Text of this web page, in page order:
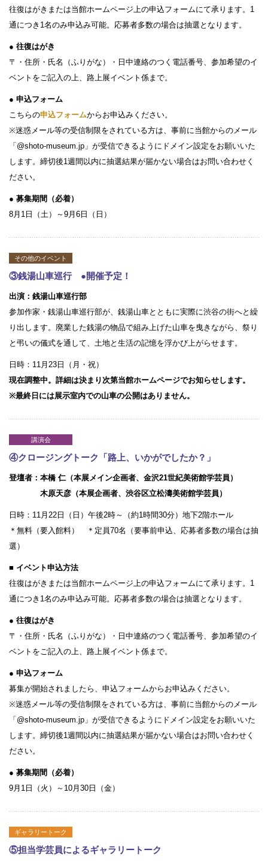
往復はがきまたは当館ホームページ上の申込フォームにて承ります。1
通につき1名のみ申込み可能。応募者多数の場合は抽選となります。
● 往復はがき
〒・住所・氏名（ふりがな）・日中連絡のつく電話番号、参加希望のイ
ベントをご記入の上、路上展イベント係まで。
● 申込フォーム
こちらの申込フォームからお申込みください。
※迷惑メール等の受信制限をされている方は、事前に当館からのメール
「@shoto-museum.jp」が受信できるようにドメイン設定をお願いいた
します。締切後1週間以内に抽選結果が届かない場合はお問い合わせく
ださい。
● 募集期間（必着）
8月1日（土）～9月6日（日）
その他のイベント
③銭湯山車巡行 ●開催予定！
出演：銭湯山車巡行部
参加作家・銭湯山車巡行部が、銭湯山車とともに実際に渋谷の街へと繰
り出します。廃業した銭湯の物品で組み上げた山車を曳きながら、祭り
と弔いの儀式を通して、土地と生活の記憶を浮かび上がらせます。
日時：11月23日（月・祝）
現在調整中。詳細は決まり次第当館ホームページでお知らせします。
※最終日には展示室内での山車の公開はありません。
講演会
④クロージングトーク「路上、いかがでしたか？」
登壇者：本橋 仁（本展メイン企画者、金沢21世紀美術館学芸員）
木原天彦（本展企画者、渋谷区立松濤美術館学芸員）
日時：11月22日（日）午後2時～（約1時間30分）地下2階ホール
＊無料（要入館料） ＊定員70名（要事前申込、応募者多数の場合は抽
選）
■ イベント申込方法
往復はがきまたは当館ホームページ上の申込フォームにて承ります。1
通につき1名のみ申込み可能。応募者多数の場合は抽選となります。
● 往復はがき
〒・住所・氏名（ふりがな）・日中連絡のつく電話番号、参加希望のイ
ベントをご記入の上、路上展イベント係まで。
● 申込フォーム
募集が開始されましたら、申込フォームからお申込みください。
※迷惑メール等の受信制限をされている方は、事前に当館からのメール
「@shoto-museum.jp」が受信できるようにドメイン設定をお願いいた
します。締切後1週間以内に抽選結果が届かない場合はお問い合わせく
ださい。
● 募集期間（必着）
9月1日（火）～10月30日（金）
ギャラリートーク
⑤担当学芸員によるギャラリートーク